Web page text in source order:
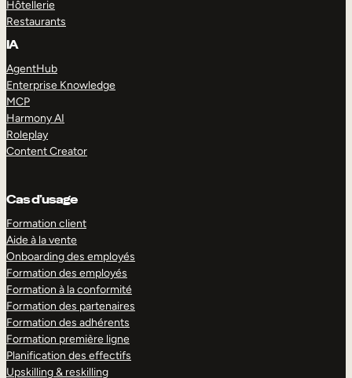
Hôtellerie
Restaurants
IA
AgentHub
Enterprise Knowledge
MCP
Harmony AI
Roleplay
Content Creator
Cas d’usage
Formation client
Aide à la vente
Onboarding des employés
Formation des employés
Formation à la conformité
Formation des partenaires
Formation des adhérents
Formation première ligne
Planification des effectifs
Upskilling & reskilling